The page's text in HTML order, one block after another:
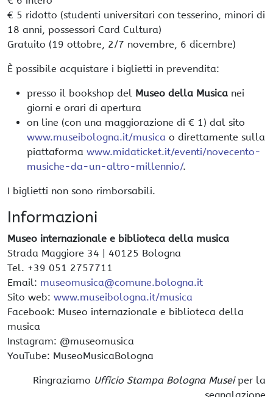
€ 5 ridotto (studenti universitari con tesserino, minori di
18 anni, possessori Card Cultura)
Gratuito (19 ottobre, 2/7 novembre, 6 dicembre)
È possibile acquistare i biglietti in prevendita:
presso il bookshop del Museo della Musica nei
giorni e orari di apertura
on line (con una maggiorazione di € 1) dal sito
www.museibologna.it/musica o direttamente sulla
piattaforma www.midaticket.it/eventi/novecento-
musiche-da-un-altro-millennio/.
I biglietti non sono rimborsabili.
Informazioni
Museo internazionale e biblioteca della musica
Strada Maggiore 34 | 40125 Bologna
Tel. +39 051 2757711
Email: museomusica@comune.bologna.it
Sito web: www.museibologna.it/musica
Facebook: Museo internazionale e biblioteca della
musica
Instagram: @museomusica
YouTube: MuseoMusicaBologna
Ringraziamo Ufficio Stampa Bologna Museiper la